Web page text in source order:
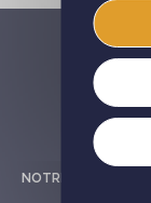
NOTRE RÉSEAU